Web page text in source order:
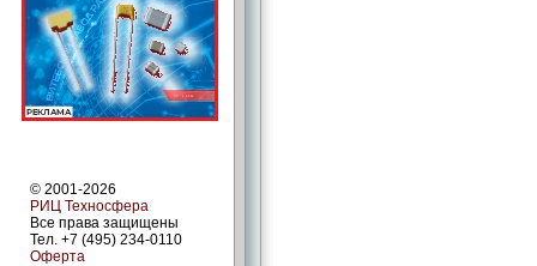
© 2001-2026
РИЦ Техносфера
Все права защищены
Тел. +7 (495) 234-0110
Оферта